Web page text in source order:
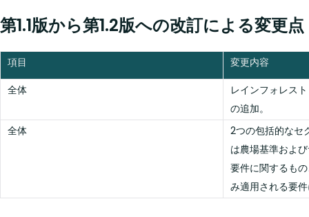
第1.1版から第1.2版への改訂による変更点
項目
変更内容
全体
レインフォレス
の追加。
全体
2つの包括的なセ
は農場基準およ
要件に関するも
み適用される要